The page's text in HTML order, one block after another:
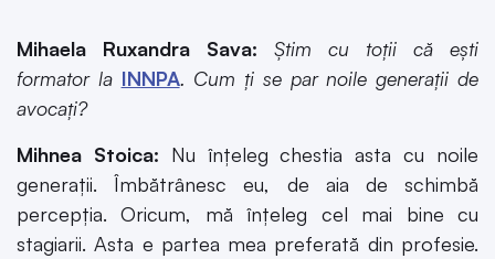
Mihaela Ruxandra Sava: Știm cu toții că ești
formator la INNPA. Cum ți se par noile generații de
avocați?
Mihnea Stoica: Nu înțeleg chestia asta cu noile
generații. Îmbătrânesc eu, de aia de schimbă
percepția. Oricum, mă înțeleg cel mai bine cu
stagiarii. Asta e partea mea preferată din profesie.